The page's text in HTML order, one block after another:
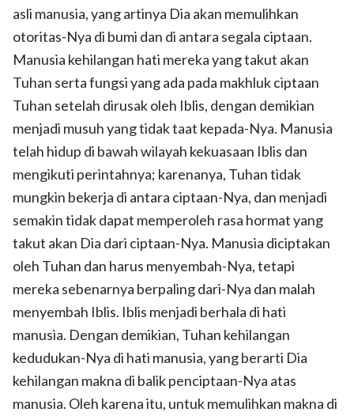
asli manusia, yang artinya Dia akan memulihkan
otoritas-Nya di bumi dan di antara segala ciptaan.
Manusia kehilangan hati mereka yang takut akan
Tuhan serta fungsi yang ada pada makhluk ciptaan
Tuhan setelah dirusak oleh Iblis, dengan demikian
menjadi musuh yang tidak taat kepada-Nya. Manusia
telah hidup di bawah wilayah kekuasaan Iblis dan
mengikuti perintahnya; karenanya, Tuhan tidak
mungkin bekerja di antara ciptaan-Nya, dan menjadi
semakin tidak dapat memperoleh rasa hormat yang
takut akan Dia dari ciptaan-Nya. Manusia diciptakan
oleh Tuhan dan harus menyembah-Nya, tetapi
mereka sebenarnya berpaling dari-Nya dan malah
menyembah Iblis. Iblis menjadi berhala di hati
manusia. Dengan demikian, Tuhan kehilangan
kedudukan-Nya di hati manusia, yang berarti Dia
kehilangan makna di balik penciptaan-Nya atas
manusia. Oleh karena itu, untuk memulihkan makna di